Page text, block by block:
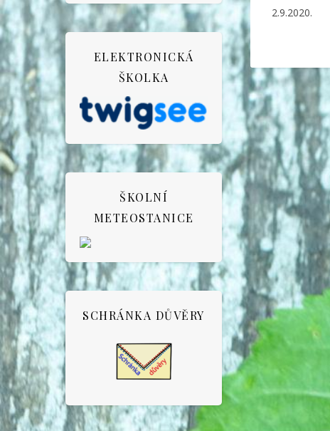
ELEKTRONICKÁ
ŠKOLKA
ŠKOLNÍ
METEOSTANICE
SCHRÁNKA DŮVĚRY
2.9.2020.